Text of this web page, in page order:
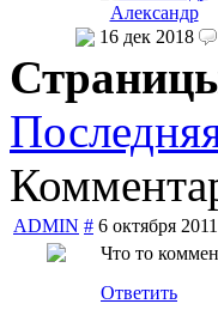
Александр
16 дек 2018
ADMIN # 6 октября
Что то
Ответить